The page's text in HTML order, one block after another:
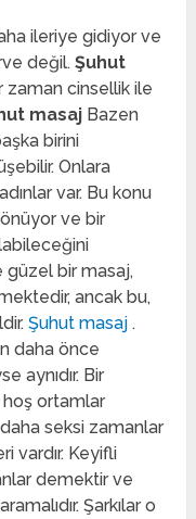
ileriye gidiyor ve
değil.Şuhut
cinsellik ile
masaj Bazen
birini
Onlara
var. Bu konu
ve bir
güzel bir masaj,
ancak bu,
Şuhut masaj.
daha önce
aynıdır. Bir
hoş ortamlar
seksi zamanlar
vardır. Keyifli
demektir ve
Şarkılar o